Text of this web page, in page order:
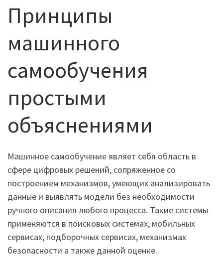
Принципы
машинного
самообучения
простыми
объяснениями
Машинное самообучение являет себя область в
сфере цифровых решений, сопряженное со
построением механизмов, умеющих анализировать
данные и выявлять модели без необходимости
ручного описания любого процесса. Такие системы
применяются в поисковых системах, мобильных
сервисах, подборочных сервисах, механизмах
безопасности а также данной оценке.